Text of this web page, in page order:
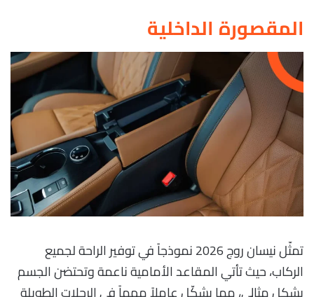
المقصورة الداخلية
تمثّل نيسان روج 2026 نموذجاً في توفير الراحة لجميع
الركاب، حيث تأتي المقاعد الأمامية ناعمة وتحتضن الجسم
بشكل مثالي، مما يشكّل عاملاً مهماً في الرحلات الطويلة